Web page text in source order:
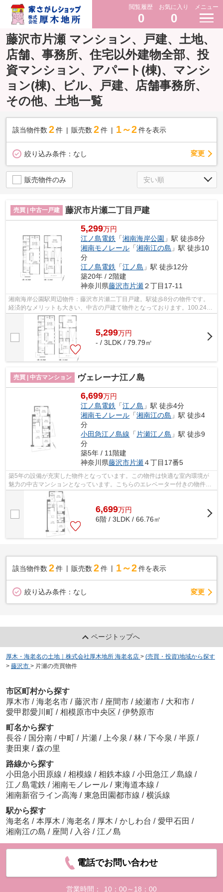
閲覧履歴
0
お気に入り
0
メニュー
藤沢市片瀬 マンション、戸建、土地、
店舗、事務所、住宅以外建物全部、投
資マンション、アパート(棟)、マンシ
ョン(棟)、ビル、戸建、店舗事務所、
その他、土地一覧
該当物件数 2件 販売数 2 件 1～2 件を表示
絞り込み条件： なし 変更
販売物件のみ
売買 | 中古一戸建 藤沢市片瀬二丁目戸建
5,299万円
江ノ島電鉄 「湘南海岸公園 」駅 徒歩8分
湘南モノレール 「湘南江の島 」駅 徒歩10
分
江ノ島電鉄 「江ノ島 」駅 徒歩12分
築20年 / 2階建
神奈川県藤沢市片瀬２丁目17-11
湘南海岸公園駅周辺物件：藤沢市片瀬二丁目戸建。駅徒歩8分の物件です。
経済的なメリットも大きい、中古の戸建て物件となっております。100.24㎡
の土地面積を持つ物件です。藤沢市でお...
5,299万円
- / 3LDK / 79.79㎡
売買 | 中古マンション ヴェレーナ江ノ島
6,699万円
江ノ島電鉄 「江ノ島 」駅 徒歩4分
湘南モノレール 「湘南江の島 」駅 徒歩4
分
小田急江ノ島線 「 片瀬江ノ島 」駅 徒歩9
分
築5年 / 11階建
神奈川県藤沢市片瀬４丁目17番5
築5年の設備が充実した物件となっています。この物件は快適な室内環境が
魅力の中古マンションとなっています。こちらのエレベーター付きの物件は
いかがでしょうか。駅まで徒歩4分でア...
6,699万円
6階 / 3LDK / 66.76㎡
該当物件数 2件 販売数 2 件 1～2 件を表示
絞り込み条件： なし 変更
ページトップへ
厚木・海老名の土地｜株式会社厚木地所 海老名店 > (売買・投資)地域から探す
> 藤沢市 > 片瀬の売買物件
市区町村から探す
厚木市 / 海老名市 / 藤沢市 / 座間市 / 綾瀬市 / 大和市 /
愛甲郡愛川町 / 相模原市中央区 / 伊勢原市
町名から探す
長谷 / 国分南 / 中町 / 片瀬 / 上今泉 / 林 / 下今泉 / 半原 /
妻田東 / 森の里
路線から探す
小田急小田原線 / 相模線 / 相鉄本線 / 小田急江ノ島線 /
江ノ島電鉄 / 湘南モノレール / 東海道本線 /
湘南新宿ライン高海 / 東急田園都市線 / 横浜線
駅から探す
海老名 / 本厚木 / 海老名 / 厚木 / かしわ台 / 愛甲石田 /
湘南江の島 / 座間 / 入谷 / 江ノ島
電話でお問い合わせ
営業時間： 10：00～18：00